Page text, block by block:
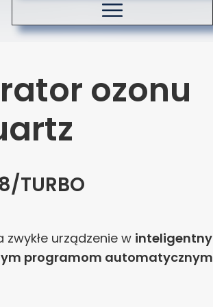
Koszty dostawy
ozonu
TURBO
urządzenie w inteligentny
programom automatycznym